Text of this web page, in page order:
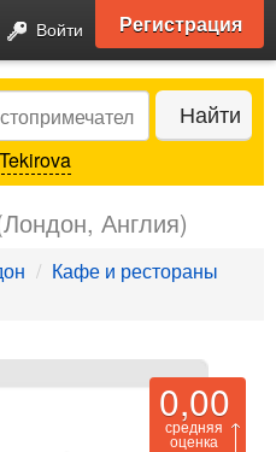
Войти Регистрация
Найти
Англия)
Кафе и рестораны
0,00
средняя
оценка